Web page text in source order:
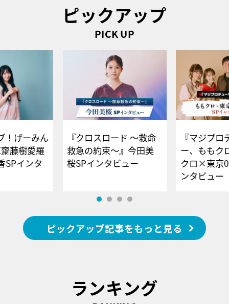
ピックアップ
PICK UP
！げーみん
藤樹愛羅
SPインタ
『クロスロード ～救命
救急の約束～』今田美
桜SPインタビュー
『マジプロ
ー、ももク
クロ×東京
ンタビュー
ピックアップ記事をもっと見る
ランキング